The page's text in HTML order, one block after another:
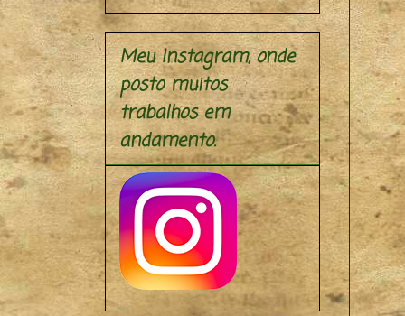
Meu Instagram, onde
posto muitos
trabalhos em
andamento.